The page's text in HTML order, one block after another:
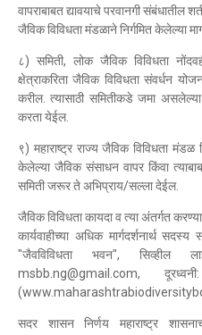
वापराबाबत द्यावयाचे परवानगी संबंधातील
जैविक विविधता मंडळाने निर्गमित केलेल्या
८) समिती, लोक जैविक विविधता
क्षेत्राकरिता जैविक विविधता संवर्धन
करील. त्यासाठी समितीकडे जमा
करता येईल.
९) महाराष्ट्र राज्य जैविक विविधता मंडळ
केलेल्या जैविक संसाधन वापर किंवा
समिती जरूर ते अभिप्राय/सल्ला देईल.
जैविक विविधता कायदा व त्या अंतर्गत
कार्यवाहीच्या अधिक मार्गदर्शनार्थ
"जैवविविधता भवन", सिव्हील
msbb.ng@gmail.com,
सदर शासन निर्णय महाराष्ट्र